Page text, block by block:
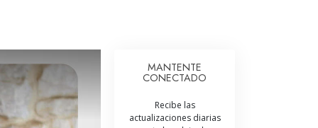
La Integridad y la Honestidad
La Escala Tonal Emocional
MANTENTE
CONECTADO
Recibe las
actualizaciones diarias